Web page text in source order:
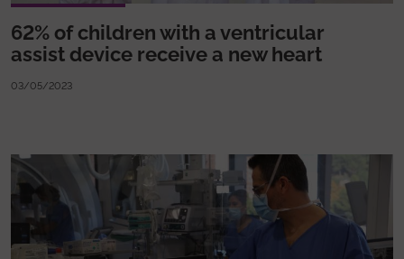
62% of children with a ventricular
assist device receive a new heart
03/05/2023